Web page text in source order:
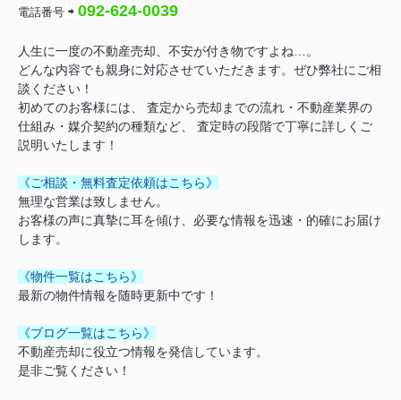
電話番号 ⇨ 092-624-0039
人生に一度の不動産売却、不安が付き物ですよね…。
どんな内容でも親身に対応させていただきます。ぜひ弊社にご相
談ください！
初めてのお客様には、 査定から売却までの流れ・不動産業界の
仕組み・媒介契約の種類など、 査定時の段階で丁寧に詳しくご
説明いたします！
《ご相談・無料査定依頼はこちら》
無理な営業は致しません。
お客様の声に真摯に耳を傾け、必要な情報を迅速・的確にお届け
します。
《物件一覧はこちら》
最新の物件情報を随時更新中です！
《ブログ一覧はこちら》
不動産売却に役立つ情報を発信しています。
是非ご覧ください！